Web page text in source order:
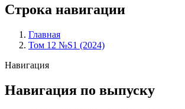
Строка навигации
Главная
Том 12 №S1 (2024)
Навигация
Навигация по выпуску